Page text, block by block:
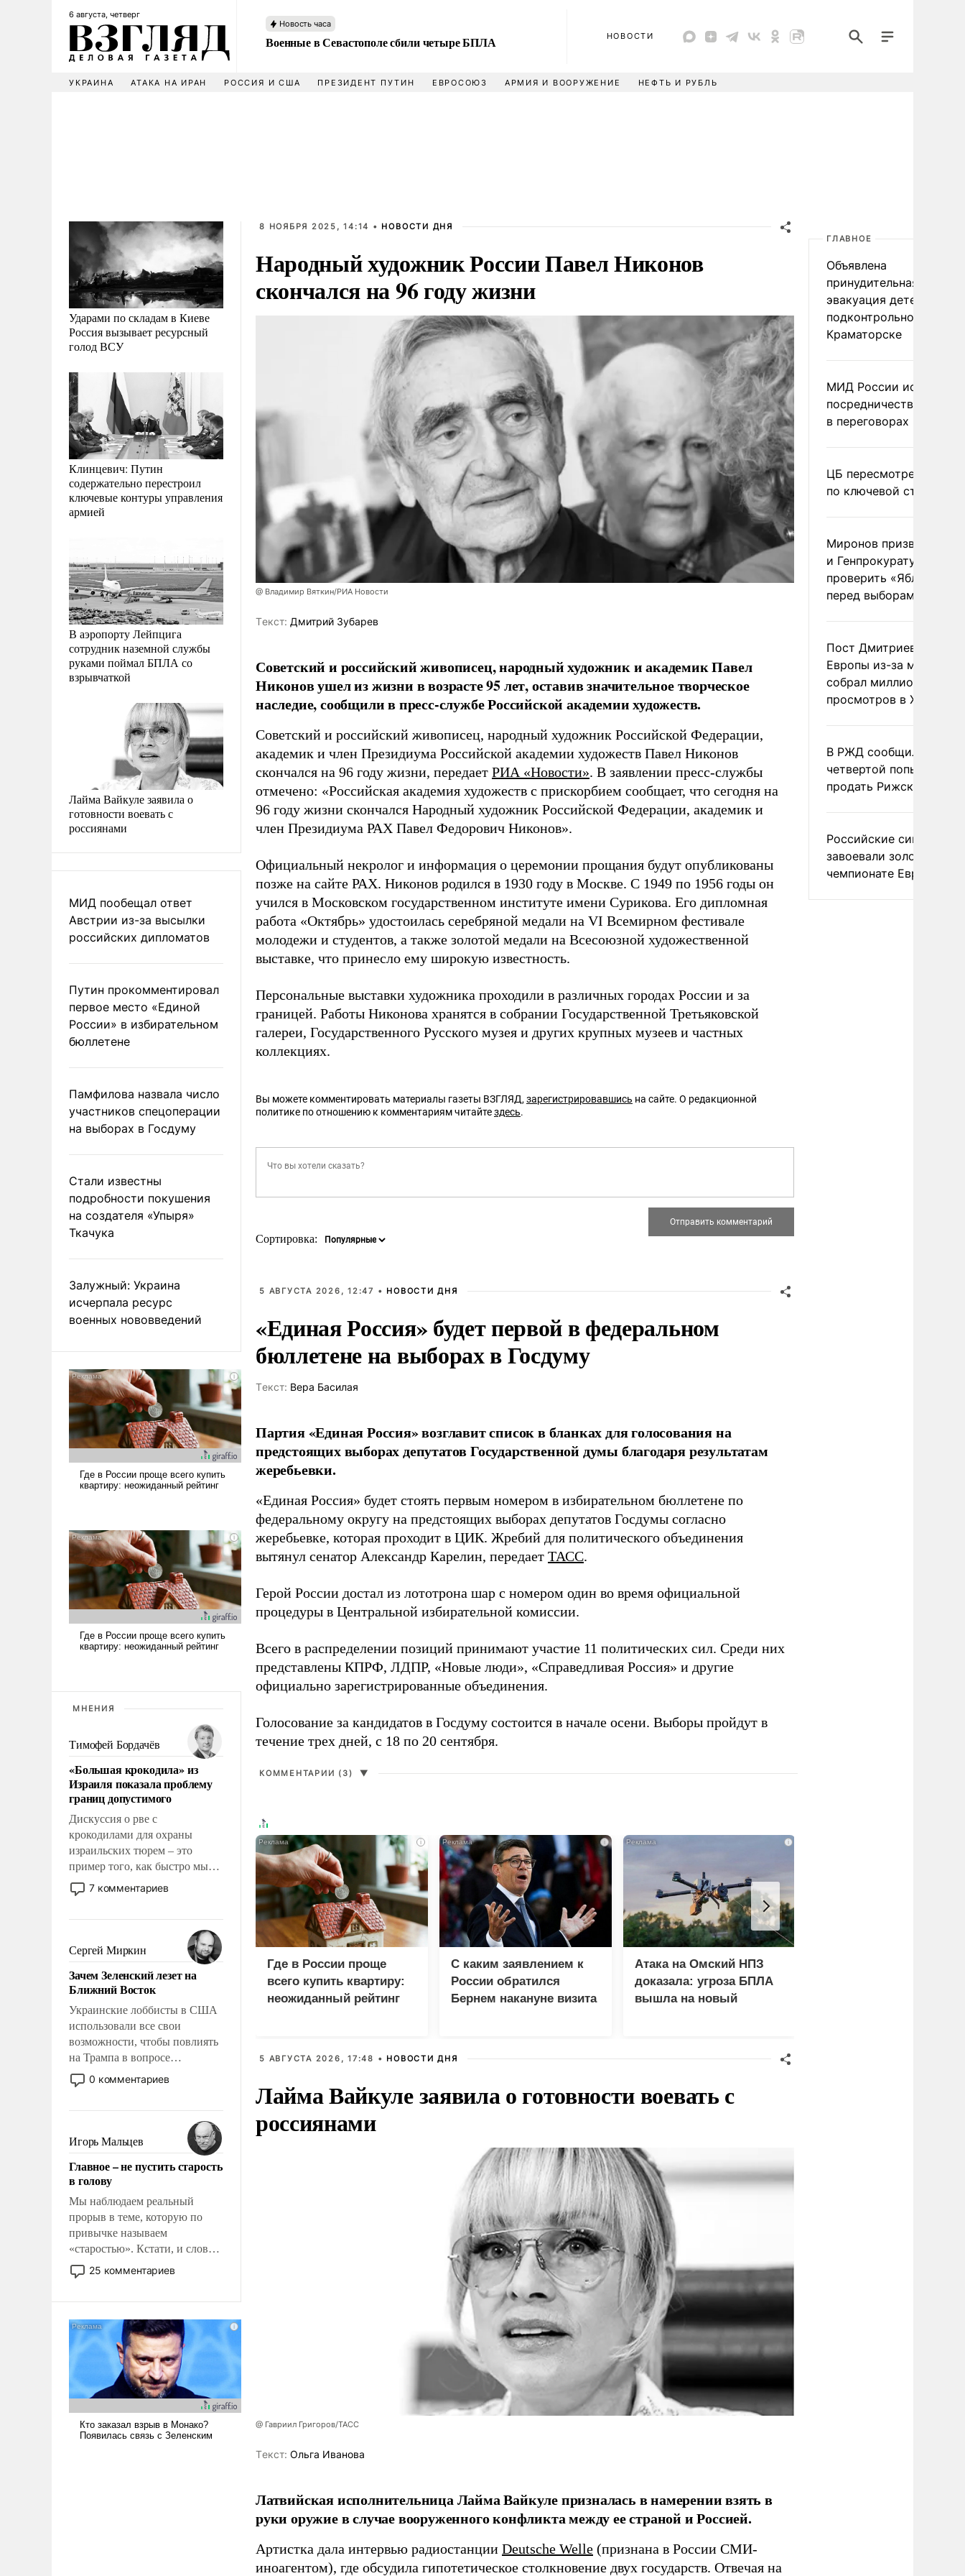
6 августа, четверг
Новость часа
Военные в Севастополе сбили четыре БПЛА НОВОСТИ
УКРАИНА АТАКА НА ИРАН РОССИЯ И США ПРЕЗИДЕНТ ПУТИН ЕВРОСОЮЗ АРМИЯ И ВООРУЖЕНИЕ НЕФТЬ И РУБЛЬ
Ударами по складам в Киеве
Россия вызывает ресурсный
голод ВСУ
Клинцевич: Путин
содержательно перестроил
ключевые контуры управления
армией
В аэропорту Лейпцига
сотрудник наземной службы
руками поймал БПЛА со
взрывчаткой
Лайма Вайкуле заявила о
готовности воевать с
россиянами
МИД пообещал ответ
Австрии из-за высылки
российских дипломатов
Путин прокомментировал
первое место «Единой
России» в избирательном
бюллетене
Памфилова назвала число
участников спецоперации
на выборах в Госдуму
Стали известны
подробности покушения
на создателя «Упыря»
Ткачука
Залужный: Украина
исчерпала ресурс
военных нововведений
МНЕНИЯ
Тимофей Бордачёв
«Большая крокодила» из
Израиля показала проблему
границ допустимого
Дискуссия о рве с
крокодилами для охраны
израильских тюрем – это
пример того, как быстро мы
двигаемся по пути
революционных изменений.
псевдонаучной фантастики,
стало всерьез обсуждаемой
идеей.
7 комментариев
Сергей Миркин
Зачем Зеленский лезет на
Ближний Восток
Украинские лоббисты в США
использовали все свои
возможности, чтобы повлиять
на Трампа в вопросе
предоставления вооружений
своим нанимателям. Вероятно,
консультирует Киев, пришла в
голову мысль: хорошо бы
продемонстрировать, что
Украина вступила в
вооруженное противостояние
с Ираном.
0 комментариев
Игорь Мальцев
Главное – не пустить старость
в голову
Мы наблюдаем реальный
прорыв в теме, которую по
привычке называем
«старостью». Кстати, и слово-
то это уже стараются не
использовать – так же, как
что оно уже несет негативные
коннотации.
25 комментариев
8 НОЯБРЯ 2025, 14:14 • НОВОСТИ ДНЯ
Народный художник России Павел Никонов
скончался на 96 году жизни
@ Владимир Вяткин/РИА Новости
Tекст: Дмитрий Зубарев
Советский и российский живописец, народный художник и академик Павел
Никонов ушел из жизни в возрасте 95 лет, оставив значительное творческое
наследие, сообщили в пресс-службе Российской академии художеств.
Советский и российский живописец, народный художник Российской Федерации,
академик и член Президиума Российской академии художеств Павел Никонов
скончался на 96 году жизни, передает РИА «Новости». В заявлении пресс-службы
отмечено: «Российская академия художеств с прискорбием сообщает, что сегодня на
96 году жизни скончался Народный художник Российской Федерации, академик и
член Президиума РАХ Павел Федорович Никонов».
Официальный некролог и информация о церемонии прощания будут опубликованы
позже на сайте РАХ. Никонов родился в 1930 году в Москве. С 1949 по 1956 годы он
учился в Московском государственном институте имени Сурикова. Его дипломная
работа «Октябрь» удостоилась серебряной медали на VI Всемирном фестивале
молодежи и студентов, а также золотой медали на Всесоюзной художественной
выставке, что принесло ему широкую известность.
Персональные выставки художника проходили в различных городах России и за
границей. Работы Никонова хранятся в собрании Государственной Третьяковской
галереи, Государственного Русского музея и других крупных музеев и частных
коллекциях.
Вы можете комментировать материалы газеты ВЗГЛЯД,зарегистрировавшись на сайте. О редакционной
политике по отношению к комментариям читайтездесь.
Сортировка:
5 АВГУСТА 2026, 12:47 • НОВОСТИ ДНЯ
«Единая Россия» будет первой в федеральном
бюллетене на выборах в Госдуму
Tекст: Вера Басилая
Партия «Единая Россия» возглавит список в бланках для голосования на
предстоящих выборах депутатов Государственной думы благодаря результатам
жеребьевки.
«Единая Россия» будет стоять первым номером в избирательном бюллетене по
федеральному округу на предстоящих выборах депутатов Госдумы согласно
жеребьевке, которая проходит в ЦИК. Жребий для политического объединения
вытянул сенатор Александр Карелин, передает ТАСС.
Герой России достал из лототрона шар с номером один во время официальной
процедуры в Центральной избирательной комиссии.
Всего в распределении позиций принимают участие 11 политических сил. Среди них
представлены КПРФ, ЛДПР, «Новые люди», «Справедливая Россия» и другие
официально зарегистрированные объединения.
Голосование за кандидатов в Госдуму состоится в начале осени. Выборы пройдут в
течение трех дней, с 18 по 20 сентября.
КОММЕНТАРИИ (3) ▼
i
Где в России проще
всего купить квартиру:
неожиданный рейтинг
i
С каким заявлением к
России обратился
Бернем накануне визита
i
Атака на Омский НПЗ
доказала: угроза БПЛА
вышла на новый
5 АВГУСТА 2026, 17:48 • НОВОСТИ ДНЯ
Лайма Вайкуле заявила о готовности воевать с
россиянами
@ Гавриил Григоров/ТАСС
Tекст: Ольга Иванова
Латвийская исполнительница Лайма Вайкуле призналась в намерении взять в
руки оружие в случае вооруженного конфликта между ее страной и Россией.
Артистка дала интервью радиостанции Deutsche Welle (признана в России СМИ-
иноагентом), где обсудила гипотетическое столкновение двух государств. Отвечая на
ГЛАВНОЕ
Объявлена
принудительная
эвакуация детей в
подконтрольном Киеву
Краматорске
МИД России исключил
посредничество
в переговорах по
ЦБ пересмотрел
по ключевой ставке
Миронов призвал
и Генпрокуратуру
проверить «Яблоко»
перед выборами
Пост Дмитриева о
Европы из-за
собрал миллион
просмотров в X
В РЖД сообщили о
четвертой попытке
продать Рижский
Российские
завоевали золото на
чемпионате Европы